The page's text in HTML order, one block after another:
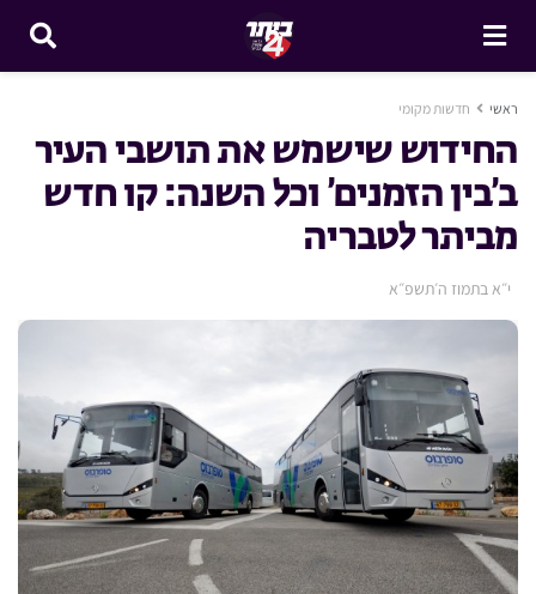
ראשי חדשות מקומי
החידוש שישמש את תושבי העיר
ב’בין הזמנים’ וכל השנה: קו חדש
מביתר לטבריה
י״א בתמוז ה׳תשפ״א